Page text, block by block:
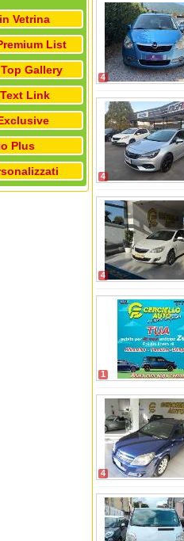
Vetrina
List
Gallery
Link
Plus
4
4
4
1
4